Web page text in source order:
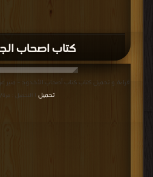
PDF
قراءة و تحميل كتاب كتاب ياجوج و مأجوج PDF مجانا | مكتبة >
التحميل : مرة/مرات